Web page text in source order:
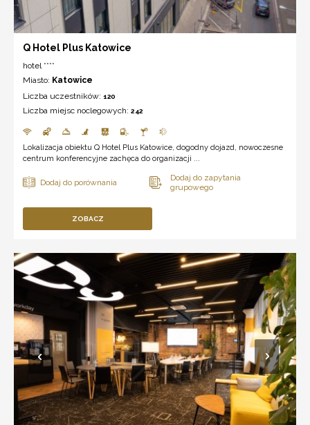
Q Hotel Plus Katowice
hotel ****
Miasto: Katowice
Liczba uczestników: 120
Liczba miejsc noclegowych: 242
Lokalizacja obiektu Q Hotel Plus Katowice, dogodny dojazd, nowoczesne
centrum konferencyjne zachęca do organizacji ...
ZOBACZ